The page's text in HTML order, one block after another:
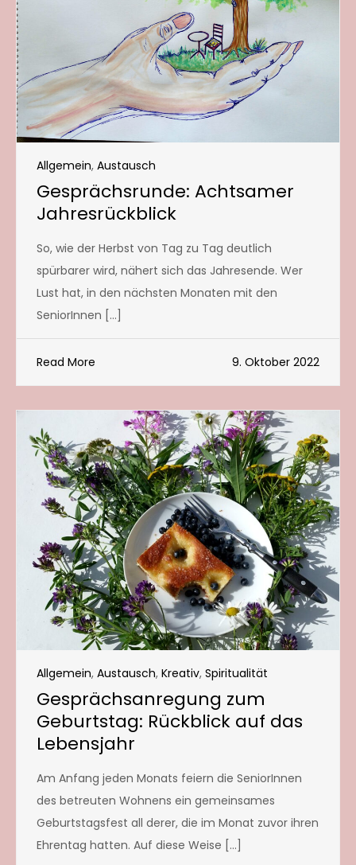
Allgemein, Austausch
Gesprächsrunde: Achtsamer
Jahresrückblick
So, wie der Herbst von Tag zu Tag deutlich
spürbarer wird, nähert sich das Jahresende. Wer
Lust hat, in den nächsten Monaten mit den
SeniorInnen […]
Read More 9. Oktober 2022
Allgemein, Austausch, Kreativ, Spiritualität
Gesprächsanregung zum
Geburtstag: Rückblick auf das
Lebensjahr
Am Anfang jeden Monats feiern die SeniorInnen
des betreuten Wohnens ein gemeinsames
Geburtstagsfest all derer, die im Monat zuvor ihren
Ehrentag hatten. Auf diese Weise […]